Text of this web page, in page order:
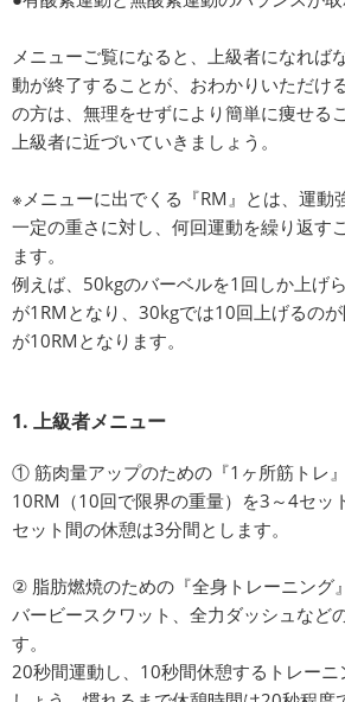
メニューご覧になると、上級者になれば
動が終了することが、おわかりいただけ
の方は、無理をせずにより簡単に痩せる
上級者に近づいていきましょう。
※メニューに出でくる『RM』とは、運動
一定の重さに対し、何回運動を繰り返す
ます。
例えば、50kgのバーベルを1回しか上げ
が1RMとなり、30kgでは10回上げるの
が10RMとなります。
1. 上級者メニュー
① 筋肉量アップのための『1ヶ所筋トレ』
10RM（10回で限界の重量）を3～4セッ
セット間の休憩は3分間とします。
② 脂肪燃焼のための『全身トレーニング』
バービースクワット、全力ダッシュなど
す。
20秒間運動し、10秒間休憩するトレーニ